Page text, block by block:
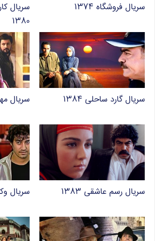
سریال فروشگاه ۱۳۷۴
سریال
۱۳۸۰
سریال گارد ساحلی ۱۳۸۴ سریال
سریال رسم عاشقی ۱۳۸۳ سریال